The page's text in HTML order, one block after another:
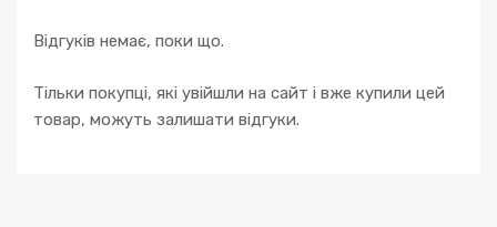
Відгуків немає, поки що.
Тільки покупці, які увійшли на сайт і вже купили цей
товар, можуть залишати відгуки.